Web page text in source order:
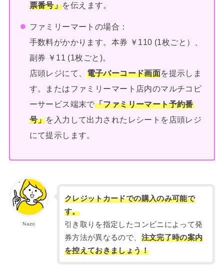
票番号」を伝えます。
ファミリーマートの場合：
手数料がかかります。本券 ￥110 (1枚ごと）、
副券 ￥11 (1枚ごと)。
店頭レジにて、 電子バーコード画面を提示しま
す。またはファミリーマート店内のマルチコピ
ーサービス端末で「ファミリーマート予約番
号」を入力して出力されたレシートを店頭レジ
にて提示します。
Nazo
クレジットカードでの購入のみ可能で
す。
引き取りを指定したコンビニによって発
券方法が異なるので、 注文完了時の案内
を控えておきましょう！